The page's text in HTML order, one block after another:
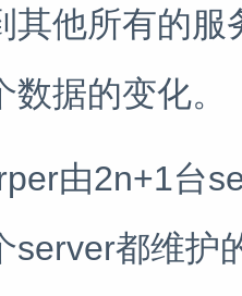
其他所有的
据的变化。
由2n+1台
server都维护